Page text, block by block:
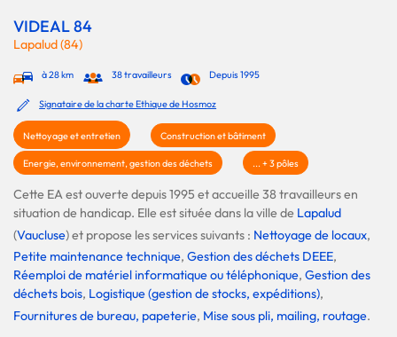
VIDEAL 84
Lapalud (84)
à 28 km 38 travailleurs Depuis 1995
Signataire de la charte Ethique de Hosmoz
Nettoyage et entretien Construction et bâtiment
Energie, environnement, gestion des déchets ... + 3 pôles
Cette EA est ouverte depuis 1995 et accueille 38 travailleurs en
situation de handicap. Elle est située dans la ville de Lapalud
(Vaucluse) et propose les services suivants : Nettoyage de locaux,
Petite maintenance technique, Gestion des déchets DEEE,
Réemploi de matériel informatique ou téléphonique, Gestion des
déchets bois, Logistique (gestion de stocks, expéditions),
Fournitures de bureau, papeterie, Mise sous pli, mailing, routage.